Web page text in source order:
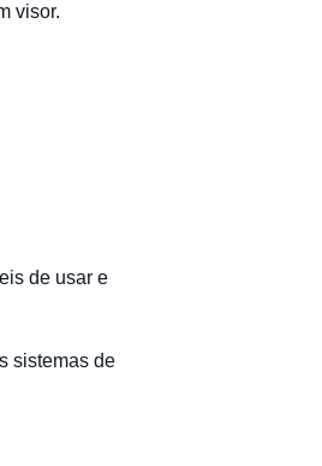
visor.
de usar e
sistemas de